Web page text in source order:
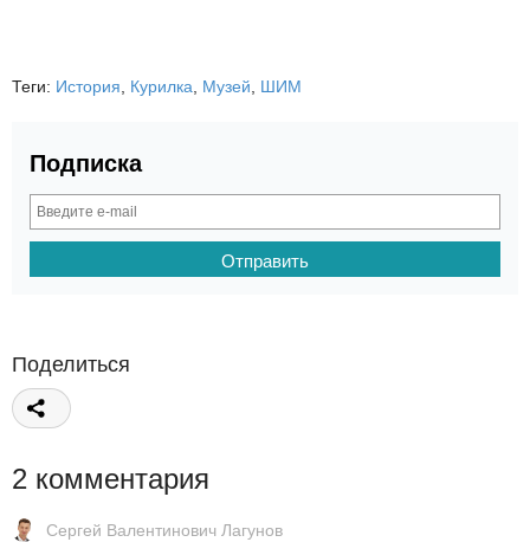
Теги: История Курилка Музей ШИМ
Подписка
Поделиться
2 комментария
Сергей Валентинович Лагунов